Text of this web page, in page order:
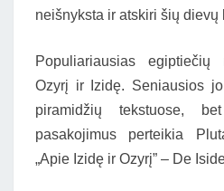
neišnyksta ir atskiri šių dievų
Populiariausias
Ozyrį ir Izidę. Seniausios
piramidžių tekstuose,
pasakojimus perteikia
„Apie Izidę ir Ozyrį” – De